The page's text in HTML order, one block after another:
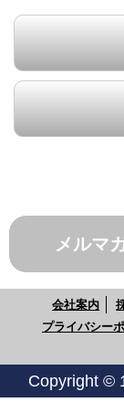
メルマ
会社案内
プライバシー
Copyright ©